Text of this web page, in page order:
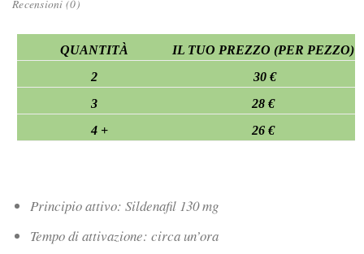
Recensioni (0)
QUANTITÀ
IL TUO PREZZO (PER PEZZO)
2
30 €
3
28 €
4 +
26 €
Principio attivo: Sildenafil 130 mg
Tempo di attivazione: circa un’ora